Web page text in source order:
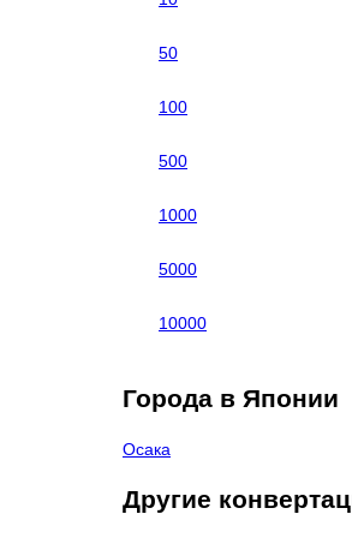
50
100
500
1000
5000
10000
Города в Японии
Осака
Другие